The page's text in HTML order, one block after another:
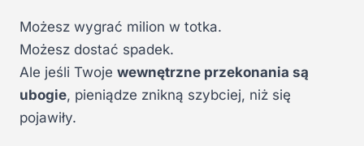
Możesz wygrać milion w totka.
Możesz dostać spadek.
Ale jeśli Twoje wewnętrzne przekonania są
ubogie, pieniądze znikną szybciej, niż się
pojawiły.